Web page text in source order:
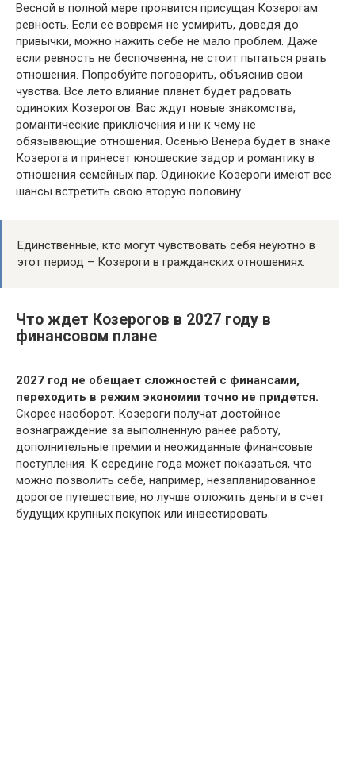
Весной в полной мере проявится присущая Козерогам
ревность. Если ее вовремя не усмирить, доведя до
привычки, можно нажить себе не мало проблем. Даже
если ревность не беспочвенна, не стоит пытаться рвать
отношения. Попробуйте поговорить, объяснив свои
чувства. Все лето влияние планет будет радовать
одиноких Козерогов. Вас ждут новые знакомства,
романтические приключения и ни к чему не
обязывающие отношения. Осенью Венера будет в знаке
Козерога и принесет юношеские задор и романтику в
отношения семейных пар. Одинокие Козероги имеют все
шансы встретить свою вторую половину.
Единственные, кто могут чувствовать себя неуютно в
этот период – Козероги в гражданских отношениях.
Что ждет Козерогов в 2027 году в
финансовом плане
2027 год не обещает сложностей с финансами,
переходить в режим экономии точно не придется.
Скорее наоборот. Козероги получат достойное
вознаграждение за выполненную ранее работу,
дополнительные премии и неожиданные финансовые
поступления. К середине года может показаться, что
можно позволить себе, например, незапланированное
дорогое путешествие, но лучше отложить деньги в счет
будущих крупных покупок или инвестировать.